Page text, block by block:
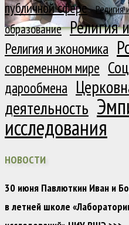
публичной сфере
Религия
образование Религия
Религия и экономика
современном мире
дарообмена
деятельность
исследования
НОВОСТИ
30 июня Павлюткин Иван и
в летней школе